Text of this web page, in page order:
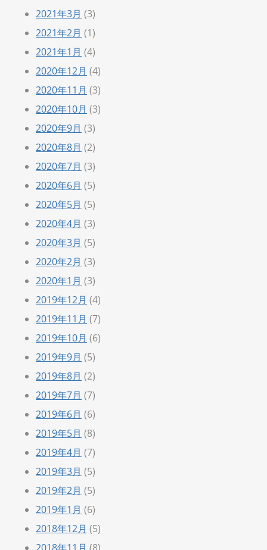
2021年3月 (3)
2021年2月 (1)
2021年1月 (4)
2020年12月 (4)
2020年11月 (3)
2020年10月 (3)
2020年9月 (3)
2020年8月 (2)
2020年7月 (3)
2020年6月 (5)
2020年5月 (5)
2020年4月 (3)
2020年3月 (5)
2020年2月 (3)
2020年1月 (3)
2019年12月 (4)
2019年11月 (7)
2019年10月 (6)
2019年9月 (5)
2019年8月 (2)
2019年7月 (7)
2019年6月 (6)
2019年5月 (8)
2019年4月 (7)
2019年3月 (5)
2019年2月 (5)
2019年1月 (6)
2018年12月 (5)